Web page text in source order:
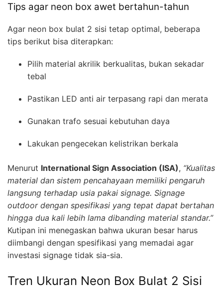
Tips agar neon box awet bertahun-tahun
Agar neon box bulat 2 sisi tetap optimal, beberapa
tips berikut bisa diterapkan:
Pilih material akrilik berkualitas, bukan sekadar
tebal
Pastikan LED anti air terpasang rapi dan merata
Gunakan trafo sesuai kebutuhan daya
Lakukan pengecekan kelistrikan berkala
Menurut International Sign Association (ISA), “Kualitas
material dan sistem pencahayaan memiliki pengaruh
langsung terhadap usia pakai signage. Signage
outdoor dengan spesifikasi yang tepat dapat bertahan
hingga dua kali lebih lama dibanding material standar.”
Kutipan ini menegaskan bahwa ukuran besar harus
diimbangi dengan spesifikasi yang memadai agar
investasi signage tidak sia-sia.
Tren Ukuran Neon Box Bulat 2 Sisi